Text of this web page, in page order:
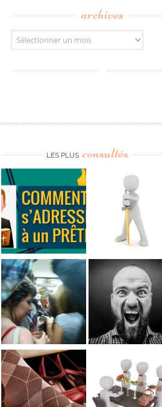
archives
Archives
LES PLUS consultés